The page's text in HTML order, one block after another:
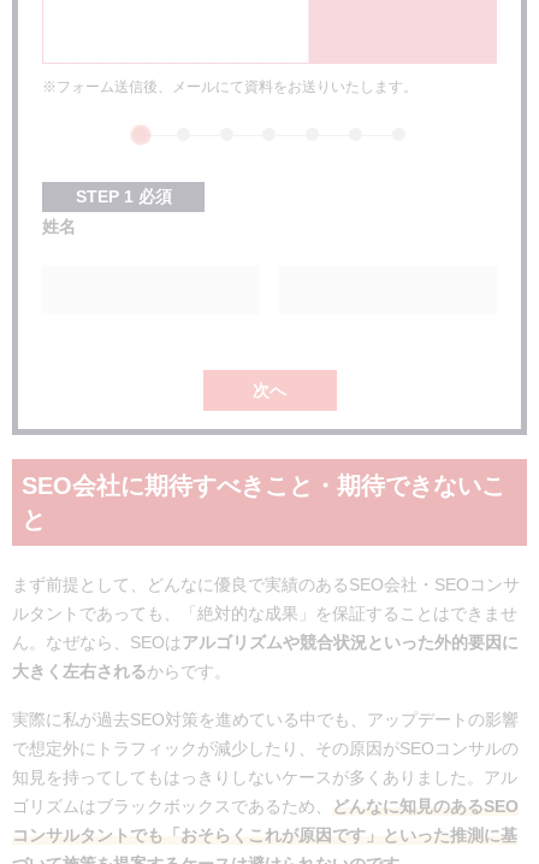
次のステップ：実際にSEO会社を検討する
※フォーム送信後、メールにて資料をお送りいたします。
STEP 1 必須
姓名
次へ
SEO会社に期待すべきこと・期待できないこ
と
まず前提として、どんなに優良で実績のあるSEO会社・SEOコンサ
ルタントであっても、「絶対的な成果」を保証することはできませ
ん。なぜなら、SEOはアルゴリズムや競合状況といった外的要因に
大きく左右されるからです。
実際に私が過去SEO対策を進めている中でも、アップデートの影響
で想定外にトラフィックが減少したり、その原因がSEOコンサルの
知見を持ってしてもはっきりしないケースが多くありました。アル
ゴリズムはブラックボックスであるため、
どんなに知見のあるSEO
コンサルタントでも「おそらくこれが原因です」といった推測に基